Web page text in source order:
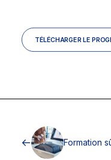
TÉLÉCHARGER LE
Formation